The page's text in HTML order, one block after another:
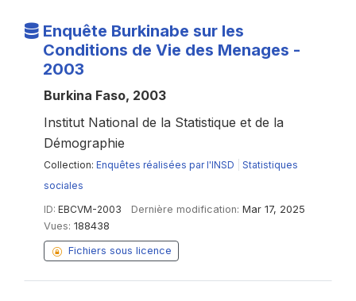
Enquête Burkinabe sur les
Conditions de Vie des Menages -
2003
Burkina Faso, 2003
Institut National de la Statistique et de la
Démographie
Collection: Enquêtes réalisées par l'INSD
Statistiques
sociales
ID: EBCVM-2003 Dernière modification: Mar 17, 2025
Vues: 188438
Fichiers sous licence